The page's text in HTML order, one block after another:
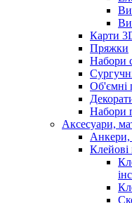
Карти
Пряжки
Набори
Об'ємні
Набори
Аксесуари,
Анкери,
Клейові